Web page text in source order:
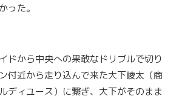
った。
ドから中央への果敢なドリブルで切り
付近から走り込んで来た大下崚太（商
ディユース）に繋ぎ、大下がそのまま